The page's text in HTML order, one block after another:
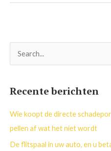
n
a
a
Recente berichten
Wie koopt de directe
pellen af wat het niet wordt
De flitspaal in uw auto, en u